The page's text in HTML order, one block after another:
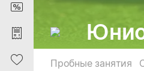
DiscountCard
Purchases
Heart Пробные занятия